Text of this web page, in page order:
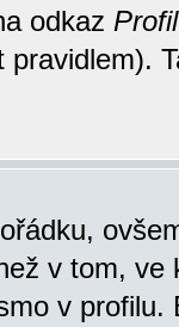
odkaz Profil
v tom,
v